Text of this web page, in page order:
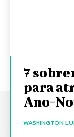
7
para
Ano-
WASHINGTON